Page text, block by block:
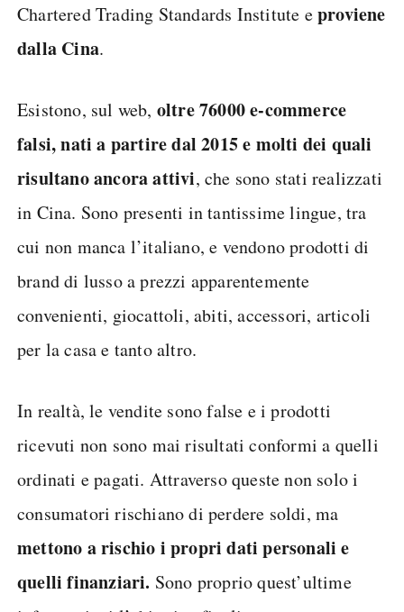
Chartered Trading Standards Institute eproviene
dalla Cina.
Esistono, sul web, oltre 76000 e-commerce
falsi, nati a partire dal 2015 e molti dei quali
risultano ancora attivi, che sono stati realizzati
in Cina. Sono presenti in tantissime lingue, tra
cui non manca l’italiano, e vendono prodotti di
brand di lusso a prezzi apparentemente
convenienti, giocattoli, abiti, accessori, articoli
per la casa e tanto altro.
In realtà, le vendite sono false e i prodotti
ricevuti non sono mai risultati conformi a quelli
ordinati e pagati. Attraverso queste non solo i
consumatori rischiano di perdere soldi, ma
mettono a rischio i propri dati personali e
quelli finanziari. Sono proprio quest’ultime